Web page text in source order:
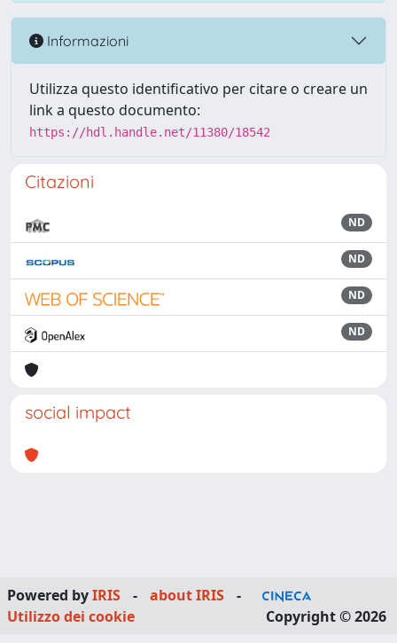
Informazioni
Utilizza questo identificativo per citare o creare un
link a questo documento:
https://hdl.handle.net/11380/18542
Citazioni
ND
ND
ND
ND
social impact
Powered byIRIS - about IRIS
-
Utilizzo dei cookie
Copyright © 2026